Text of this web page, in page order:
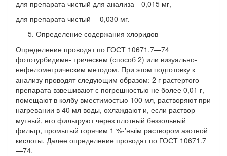
для препарата чистый для анализа—0,015 мг,
для препарата чистый —0,030 мг.
Определение содержания хлоридов
Определение проводят по ГОСТ 10671.7—74
фототурбидиме- трическнм (способ 2) или визуально-
нефелометрическим методом. При этом подготовку к
анализу проводят следующим образом: 2 г растертого
препарата взвешивают с погрешностью не более 0,01 г,
помещают в колбу вместимостью 100 мл, растворяют при
на­гревании в 40 мл воды, охлаждают и, если раствор
мутный, его фильтруют через плотный беззольный
фильтр, промытый горя­чим 1 %-'ныім раствором азотной
кислоты. Далее определение про­водят по ГОСТ 10671.7
—74.